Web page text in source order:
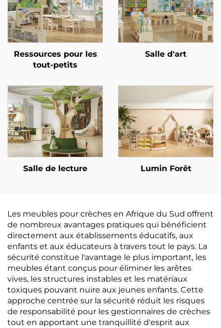
Ressources pour les
tout-petits
Salle d'art
Salle de lecture Lumin Forêt
Les meubles pour crèches en Afrique du Sud offrent
de nombreux avantages pratiques qui bénéficient
directement aux établissements éducatifs, aux
enfants et aux éducateurs à travers tout le pays. La
sécurité constitue l'avantage le plus important, les
meubles étant conçus pour éliminer les arêtes
vives, les structures instables et les matériaux
toxiques pouvant nuire aux jeunes enfants. Cette
approche centrée sur la sécurité réduit les risques
de responsabilité pour les gestionnaires de crèches
tout en apportant une tranquillité d'esprit aux